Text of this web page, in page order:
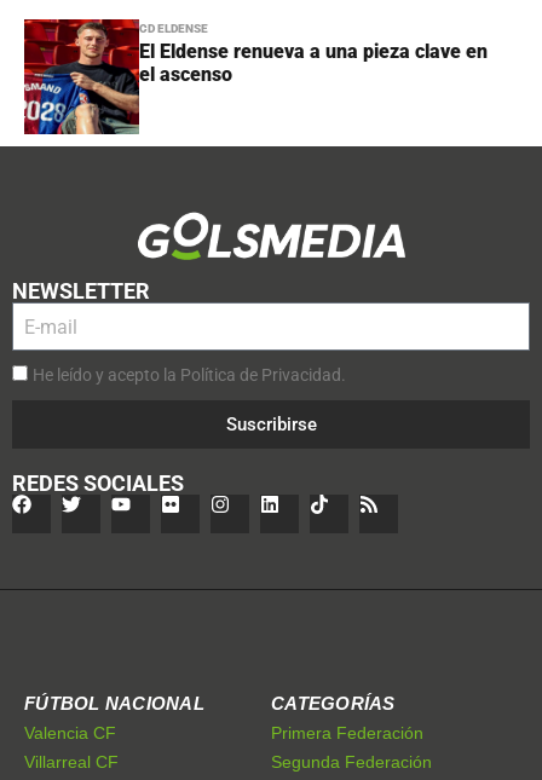
CD ELDENSE
El Eldense renueva a una pieza clave en
el ascenso
NEWSLETTER
He leído y acepto la Política de Privacidad.
Suscribirse
REDES SOCIALES
FÚTBOL NACIONAL
Valencia CF
Villarreal CF
CATEGORÍAS
Primera Federación
Segunda Federación